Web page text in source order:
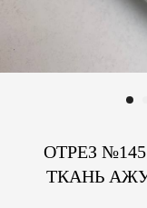
ОТРЕЗ
ТКАНЬ